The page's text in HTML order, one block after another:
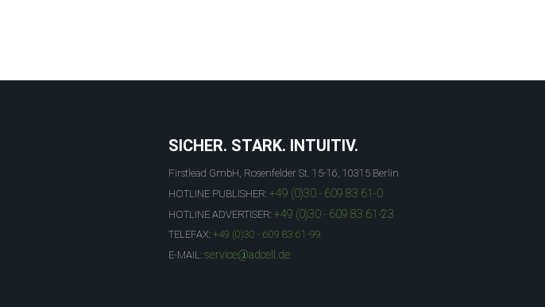
SICHER. STARK. INTUITIV.
Firstlead GmbH, Rosenfelder St. 15-16, 10315 Berlin
HOTLINE PUBLISHER: +49 (0)30 - 609 83 61-0
HOTLINE ADVERTISER: +49 (0)30 - 609 83 61-23
TELEFAX: +49 (0)30 - 609 83 61-99
E-MAIL: service@adcell.de